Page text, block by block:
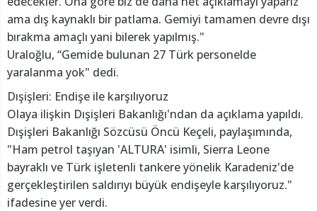
ama dış kaynaklı bir patlama. Gemiyi tamamen devre dışı
bırakma amaçlı yani bilerek yapılmış."
Uraloğlu, “Gemide bulunan 27 Türk personelde
yaralanma yok" dedi.
Dışişleri: Endişe ile karşılıyoruz
Olaya ilişkin Dışişleri Bakanlığı'ndan da açıklama yapıldı.
Dışişleri Bakanlığı Sözcüsü Öncü Keçeli, paylaşımında,
"Ham petrol taşıyan 'ALTURA' isimli, Sierra Leone
bayraklı ve Türk işletenli tankere yönelik Karadeniz'de
gerçekleştirilen saldırıyı büyük endişeyle karşılıyoruz."
ifadesine yer verdi.